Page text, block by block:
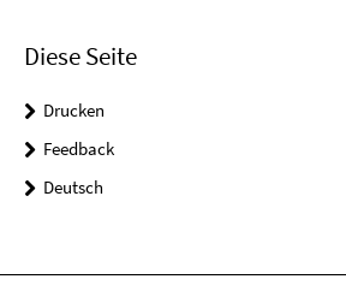
Diese Seite
Drucken
Feedback
Deutsch